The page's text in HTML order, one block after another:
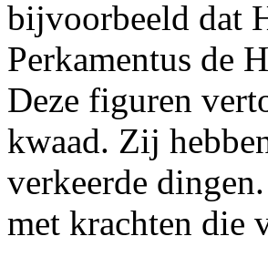
bijvoorbeeld dat
Perkamentus de
Deze figuren
kwaad. Zij
verkeerde
met krachten die